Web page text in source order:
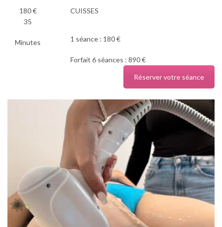
180 €
35
Minutes
CUISSES
1 séance : 180 €
Forfait 6 séances : 890 €
Réserver votre séance